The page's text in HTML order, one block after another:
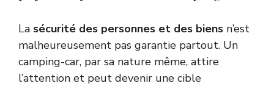
La sécurité des personnes et des biens n’est
malheureusement pas garantie partout. Un
camping-car, par sa nature même, attire
l’attention et peut devenir une cible